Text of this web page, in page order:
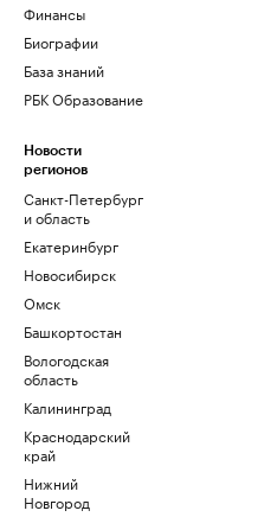
Финансы
Биографии
База знаний
РБК Образование
Новости
регионов
Санкт-Петербург
и область
Екатеринбург
Новосибирск
Омск
Башкортостан
Вологодская
область
Калининград
Краснодарский
край
Нижний
Новгород